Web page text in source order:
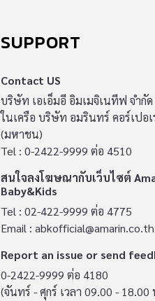
SUPPORT
Contact US
บริษัท เอเอ็มอี อิมเมจิเนทีฟ จำกัด
ในเครือ บริษัท อมรินทร์ คอร์เปอ
(มหาชน)
Tel : 0-2422-9999 ต่อ 4510
สนใจลงโฆษณากับเว็บไซต์
Baby&Kids
Tel : 02-422-9999 ต่อ 4775
Email : abkofficial@amarin.co.th
Report an issue or send
0-2422-9999 ต่อ 4180
(จันทร์ - ศุกร์ เวลา 09.00 - 18.00